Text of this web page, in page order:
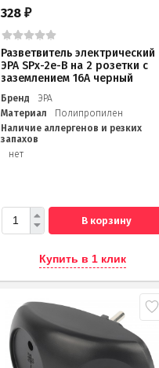
328₽
Разветвитель электрический
ЭРА SPx-2e-B на 2 розетки с
заземлением 16А черный
Бренд
ЭРА
Материал
Полипропилен
Наличие аллергенов и резких
запахов
нет
В корзину
Купить в 1 клик